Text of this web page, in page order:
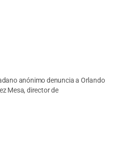
anónimo denuncia a Orlando
Mesa, director de